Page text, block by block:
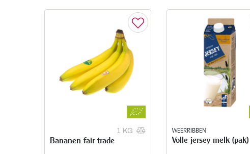
1 KG
Bananen fair trade
WEERRIBBEN
Volle jersey melk (pak)